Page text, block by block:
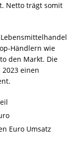
Netto trägt somit
Händlern wie
den Markt. Die
einen
Euro Umsatz